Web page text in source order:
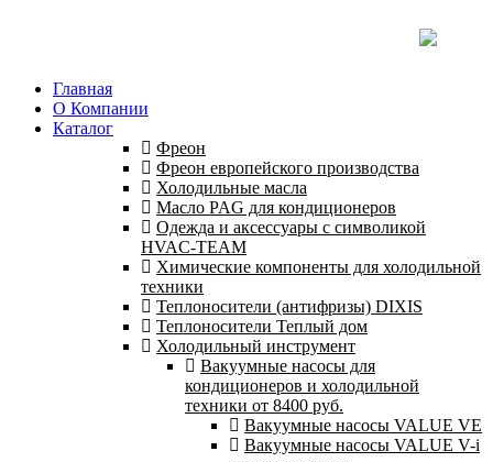
Главная
О Компании
Каталог
Фреон
Фреон европейского производства
Холодильные масла
Масло PAG для кондиционеров
Одежда и аксессуары с символикой
HVAC-TEAM
Химические компоненты для холодильной
техники
Теплоносители (антифризы) DIXIS
Теплоносители Теплый дом
Холодильный инструмент
Вакуумные насосы для
кондиционеров и холодильной
техники от 8400 руб.
Вакуумные насосы VALUE VE
Вакуумные насосы VALUE V-i